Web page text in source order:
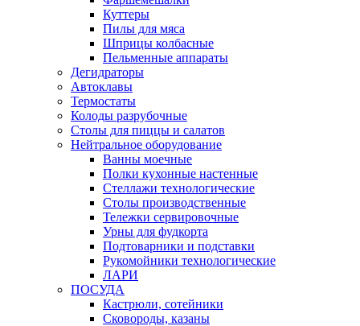
Куттеры
Пилы для мяса
Шприцы колбасные
Пельменные аппараты
Дегидраторы
Автоклавы
Термостаты
Колоды разрубочные
Столы для пиццы и салатов
Нейтральное оборудование
Ванны моечные
Полки кухонные настенные
Стеллажи технологические
Столы производственные
Тележки сервировочные
Урны для фудкорта
Подтоварники и подставки
Рукомойники технологические
ЛАРИ
ПОСУДА
Кастрюли, сотейники
Сковороды, казаны